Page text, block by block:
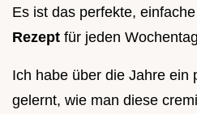
Es ist das perfekte, einfache
Rezept für jeden
Ich habe über die Jahre ein
gelernt, wie man diese